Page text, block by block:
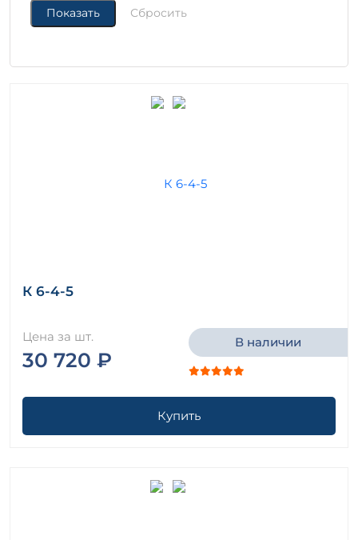
К 6-4-5
Цена за шт.
30 720 ₽
В наличии
Купить